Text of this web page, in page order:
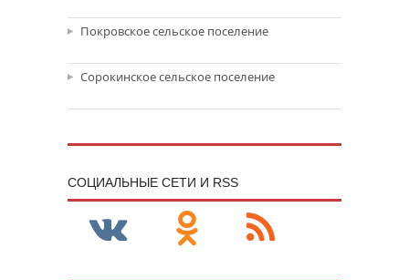
Покровское сельское поселение
Сорокинское сельское поселение
CОЦИАЛЬНЫЕ СЕТИ И RSS